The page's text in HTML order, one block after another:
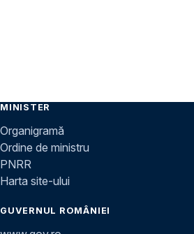
MINISTER
Organigramă
Ordine de ministru
PNRR
Harta site-ului
GUVERNUL ROMÂNIEI